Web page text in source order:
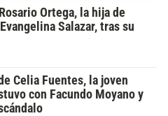
Ortega, la hija de
Salazar, tras su
Celia Fuentes, la joven
con Facundo Moyano y